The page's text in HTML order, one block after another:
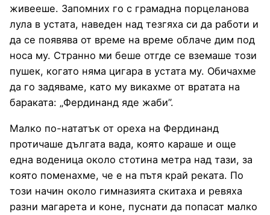
живееше. Запомних го с грамадна порцеланова
лула в устата, наведен над тезгяха си да работи и
да се появява от време на време облаче дим под
носа му. Странно ми беше отгде се вземаше този
пушек, когато няма цигара в устата му. Обичахме
да го задяваме, като му викахме от вратата на
бараката: „Фердинанд яде жаби”.
Малко по-нататък от ореха на Фердинанд
протичаше дългата вада, която караше и още
една воденица около стотина метра над тази, за
която поменахме, че е на пътя край реката. По
този начин около гимназията скитаха и ревяха
разни магарета и коне, пуснати да попасат малко